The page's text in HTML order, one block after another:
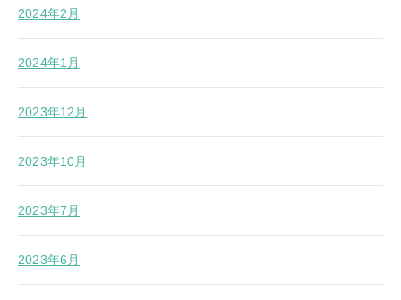
2024年2月
2024年1月
2023年12月
2023年10月
2023年7月
2023年6月